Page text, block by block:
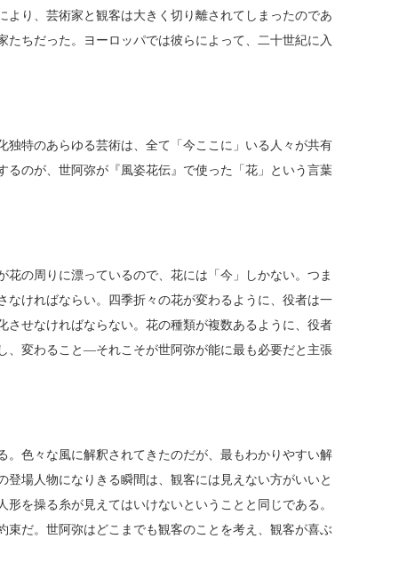
り、芸術家と観客は大きく切り離されてしまったのであ
ちだった。ヨーロッパでは彼らによって、二十世紀に入
特のあらゆる芸術は、全て「今ここに」いる人々が共有
のが、世阿弥が『風姿花伝』で使った「花」という言葉
の周りに漂っているので、花には「今」しかない。つま
ければならい。四季折々の花が変わるように、役者は一
せなければならない。花の種類が複数あるように、役者
、変わること―それこそが世阿弥が能に最も必要だと主張
色々な風に解釈されてきたのだが、最もわかりやすい解
場人物になりきる瞬間は、観客には見えない方がいいと
を操る糸が見えてはいけないということと同じである。
だ。世阿弥はどこまでも観客のことを考え、観客が喜ぶ